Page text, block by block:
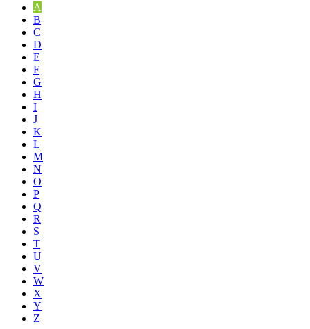
A
B
C
D
E
F
G
H
I
J
K
L
M
N
O
P
Q
R
S
T
U
V
W
X
Y
Z